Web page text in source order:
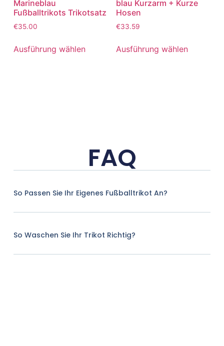
Marineblau
Fußballtrikots Trikotsatz
€35.00
Ausführung wählen
blau Kurzarm + Kurze
Hosen
€33.59
Ausführung wählen
FAQ
So Passen Sie Ihr Eigenes Fußballtrikot An?
So Waschen Sie Ihr Trikot Richtig?